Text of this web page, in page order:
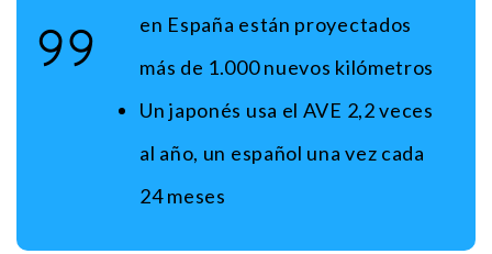
en España están proyectados
más de 1.000 nuevos kilómetros
Un japonés usa el AVE 2,2 veces
al año, un español una vez cada
24 meses